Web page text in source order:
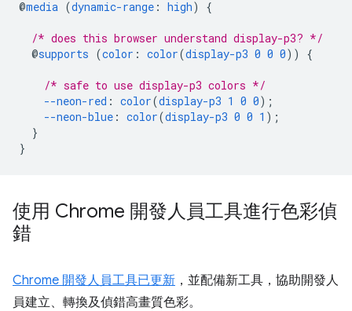
@media (dynamic-range : high) {
/* does this browser understand display-p3? */
@supports (color : color(display-p3 0 0 0)) {
/* safe to use display-p3 colors */
--neon-red : color(display-p3 1 0 0);
--neon-blue : color(display-p3 0 0 1 );
}
}
使用 Chrome 開發人員工具進行色彩偵
錯
Chrome 開發人員工具已更新 ，並配備新工具，協助開發人
員建立、轉換及偵錯高畫質色彩。